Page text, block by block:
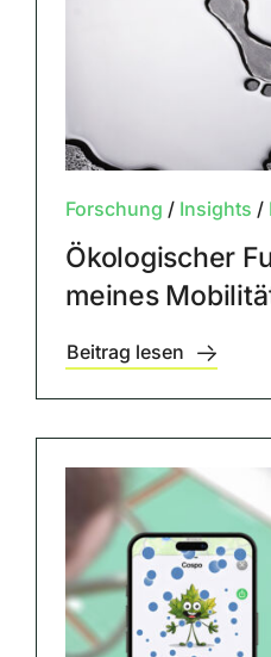
Forschung / Insights /
Ökologischer
meines
Beitrag lesen